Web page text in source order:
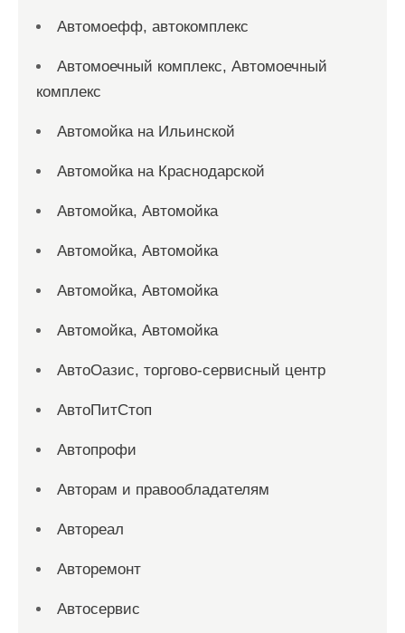
Автомоефф, автокомплекс
Автомоечный комплекс, Автомоечный
комплекс
Автомойка на Ильинской
Автомойка на Краснодарской
Автомойка, Автомойка
Автомойка, Автомойка
Автомойка, Автомойка
Автомойка, Автомойка
АвтоОазис, торгово-сервисный центр
АвтоПитСтоп
Автопрофи
Авторам и правообладателям
Автореал
Авторемонт
Автосервис